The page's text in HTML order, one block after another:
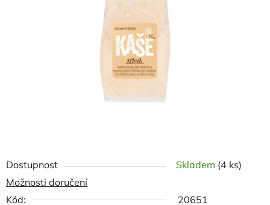
Dostupnost Skladem (4 ks)
Možnosti doručení
Kód:
20651